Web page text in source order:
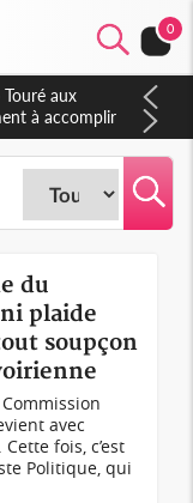
0
en
exclu d'avance
du
plaide
soupçon
avec
fois, c’est
Politique, qui